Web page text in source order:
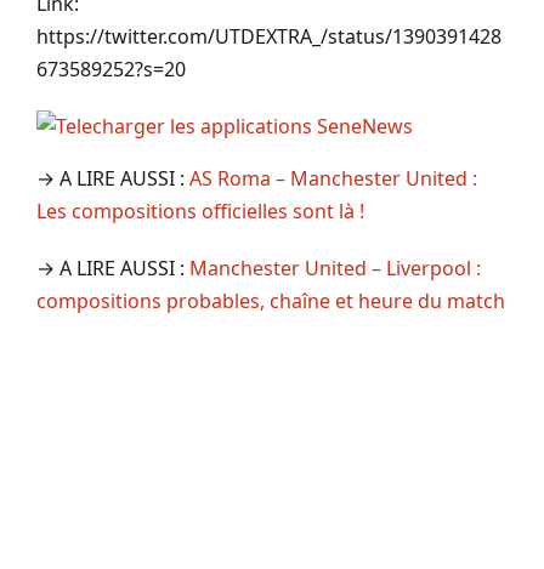
https://twitter.com/UTDEXTRA_/status/1390391428
673589252?s=20
→ A LIRE AUSSI : AS Roma – Manchester United :
Les compositions officielles sont là !
→ A LIRE AUSSI : Manchester United – Liverpool :
compositions probables, chaîne et heure du match